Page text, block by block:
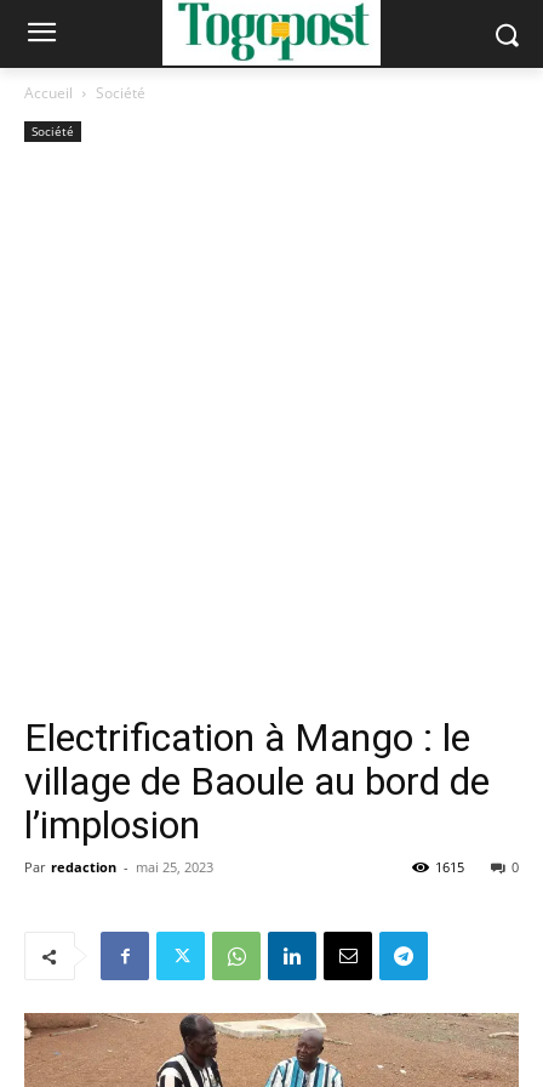
Accueil Société
Société
Electrification à Mango : le
village de Baoule au bord de
l’implosion
Par redaction - mai 25, 2023 0
1615